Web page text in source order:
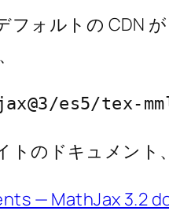
ォルトの CDN
es5/tex-
のドキュメント、
— MathJax 3.2